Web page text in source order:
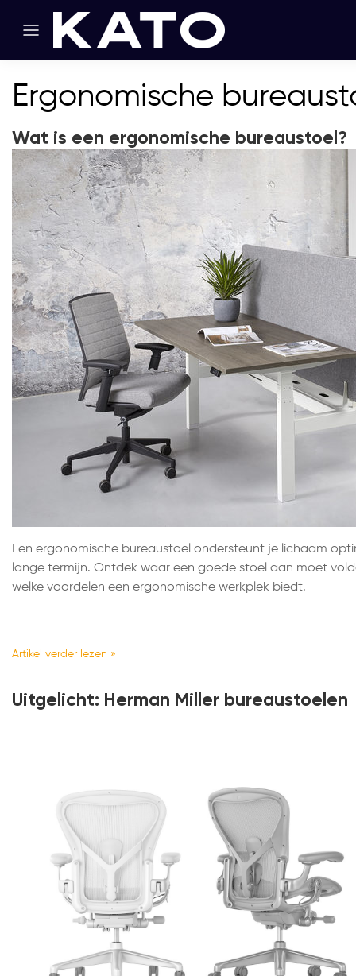
Ergonomische
Wat is een ergonomische bureaustoel?
Een ergonomische bureaustoel ondersteunt je lichaam
lange termijn. Ontdek waar een goede stoel aan moet
welke voordelen een ergonomische werkplek biedt.
Artikel verder lezen »
Uitgelicht: Herman Miller bureaustoelen